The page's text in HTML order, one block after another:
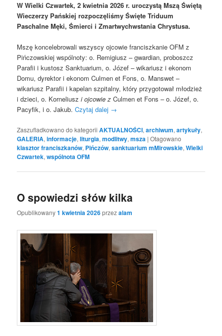
W Wielki Czwartek, 2 kwietnia 2026 r. uroczystą Mszą Świętą
Wieczerzy Pańskiej rozpoczęliśmy Święte Triduum
Paschalne Męki, Śmierci i Zmartwychwstania Chrystusa.
Mszę koncelebrowali wszyscy ojcowie franciszkanie OFM z
Pińczowskiej wspólnoty: o. Remigiusz – gwardian, proboszcz
Parafii i kustosz Sanktuarium, o. Józef – wikariusz i ekonom
Domu, dyrektor i ekonom Culmen et Fons, o. Manswet –
wikariusz Parafii i kapelan szpitalny, który przygotował młodzież
i dzieci, o. Korneliusz i ojcowie zCulmen et Fons – o. Józef, o.
Pacyfik, i o. Jakub.Czytaj dalej →
Zaszufladkowano do kategorii AKTUALNOŚCI,archiwum,artykuły,
GALERIA,informacje,liturgia,modlitwy,msza |Otagowano
klasztor franciszkanów, Pińczów,sanktuarium mMirowskie,Wielki
Czwartek,wspólnota OFM
O spowiedzi słów kilka
Opublikowany1 kwietnia 2026przezalam